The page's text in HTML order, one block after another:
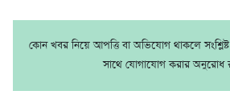
কোন খবর নিয়ে আপত্তি বা অভিযোগ থাকলে
সাথে যোগাযোগ করার অনুরোধ